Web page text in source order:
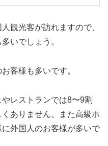
観光客が訪れますので、
いでしょう。
客様も多いです。
レストランでは8〜9割
ありません。また高級ホ
外国人のお客様が多いで